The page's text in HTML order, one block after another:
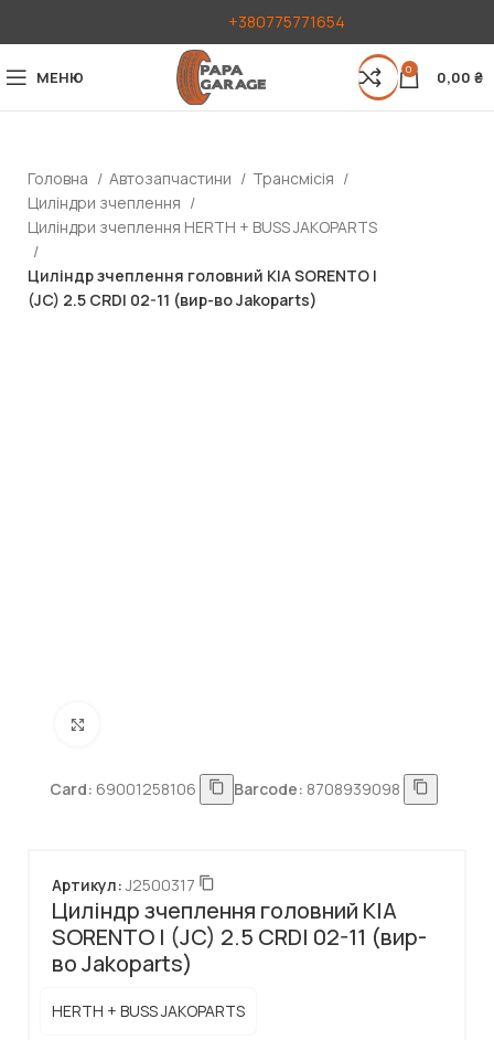
+380775771654
МЕНЮ 0 0,00 ₴
Головна Автозапчастини
Трансмісія
Циліндри зчеплення
Циліндри зчеплення HERTH + BUSS JAKOPARTS
Циліндр зчеплення головний KIA SORENTO I
(JC) 2.5 CRDI 02-11 (вир-во Jakoparts)
Card: 69001258106 Barcode: 8708939098
Циліндр зчеплення головний KIA
SORENTO I (JC) 2.5 CRDI 02-11 (вир-
во Jakoparts)
Артикул:J2500317
HERTH + BUSS JAKOPARTS